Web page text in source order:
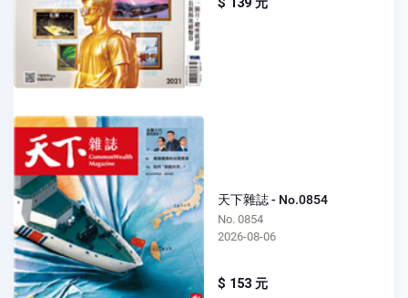
天下雜誌 - No.0854
No. 0854
2026-08-06
$ 153 元